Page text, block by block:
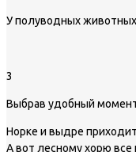
У полуводных животных
3
Выбрав удобный
Норке и выдре
А вот лесному хорю все